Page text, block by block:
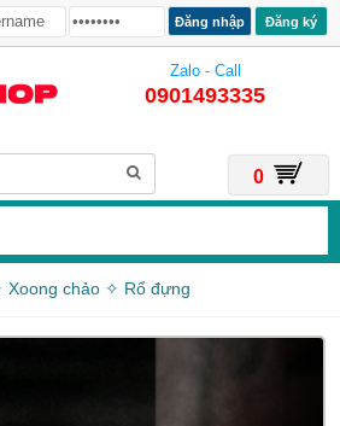
Đăng ký
Zalo - Call
0901493335
0
Xoong chảo ✧ Rổ đựng